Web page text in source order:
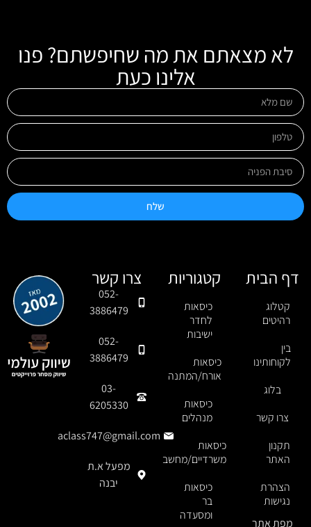
לא מצאתם את מה שחיפשתם? פנו
אלינו כעת
שלח
צרו קשר
052-
3886479
052-
3886479
03-
6205330
aclass747@gmail.com
מפעל א.ת
יבנה
קטגוריות
כיסאות
לחדר
ישיבות
כיסאות
אורח/המתנה
כיסאות
מנהלים
כיסאות
משרדיים/מחשב
כיסאות
בר
ומסעדה
דף הבית
קטלוג
רהיטים
בין
לקוחותינו
בלוג
צרו קשר
תקנון
האתר
הצהרת
נגישות
מפת אתר